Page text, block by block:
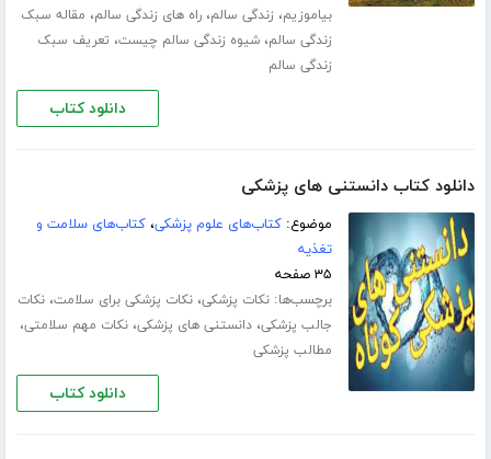
بیاموزیم، زندگی سالم،راه های زندگی سالم، مقاله سبک
زندگی سالم،شیوه زندگی سالم چیست، تعریف سبک
زندگی سالم
دانلود کتاب
دانلود کتاب دانستنی های پزشکی
موضوع:کتاب‌های علوم پزشکی،کتاب‌های سلامت و
تغذیه
۳۵ صفحه
برچسب‌ها:نکات پزشکی،نکات پزشکی برای سلامت،نکات
جالب پزشکی،دانستنی های پزشکی،نکات مهم سلامتی،
مطالب پزشکی
دانلود کتاب